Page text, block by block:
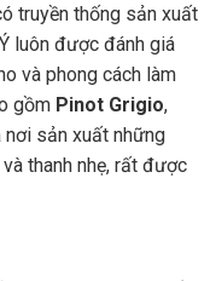
truyền thống sản xuất
luôn được đánh giá
và phong cách làm
gồm Pinot Grigio,
nơi sản xuất những
thanh nhẹ, rất được